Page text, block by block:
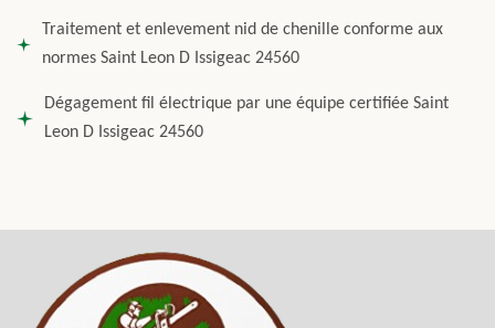
Traitement et enlevement nid de chenille conforme aux
normes Saint Leon D Issigeac 24560
Dégagement fil électrique par une équipe certifiée Saint
Leon D Issigeac 24560